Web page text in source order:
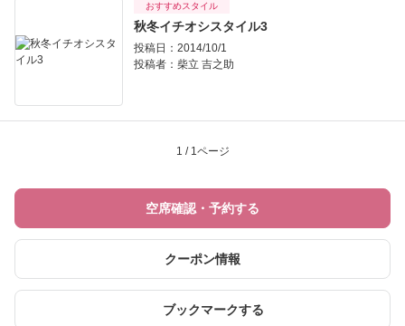
おすすめスタイル
秋冬イチオシスタイル3
投稿日：2014/10/1
投稿者： 柴立 吉之助
1 / 1ページ
空席確認・予約する
クーポン情報
ブックマークする